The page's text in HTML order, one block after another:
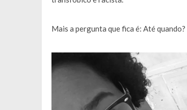
Mais a pergunta que fica é: Até